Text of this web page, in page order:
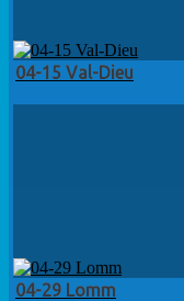
04-15 Val-Dieu
04-29 Lomm